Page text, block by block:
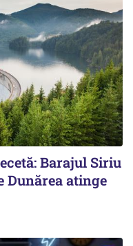
Barajul Siriu
Dunărea atinge